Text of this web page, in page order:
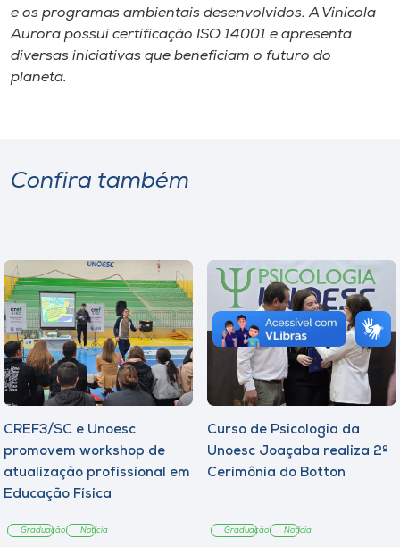
e os programas ambientais desenvolvidos. A Vinícola
Aurora possui certificação ISO 14001 e apresenta
diversas iniciativas que beneficiam o futuro do
planeta.
Confira também
CREF3/SC e Unoesc
promovem workshop de
atualização profissional em
Educação Física
Graduação Notícia
Curso de Psicologia da
Unoesc Joaçaba realiza 2ª
Cerimônia do Botton
Graduação Notícia